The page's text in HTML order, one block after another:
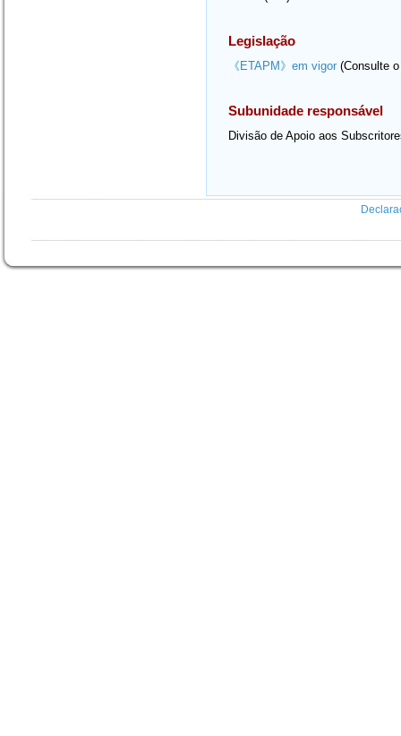
Legislação
《ETAPM》em vigor (Consulte
Subunidade responsável
Divisão de Apoio aos